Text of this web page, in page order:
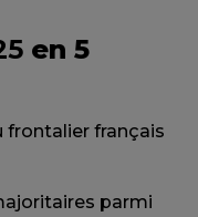
en 5
frontalier français
parmi